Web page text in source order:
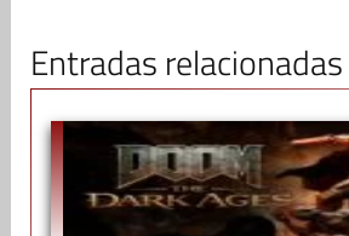
Entradas relacionadas